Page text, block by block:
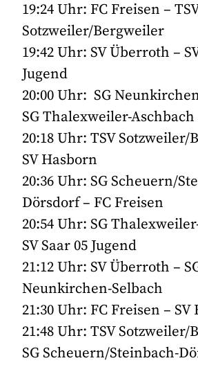
19:24 Uhr: FC Freisen –
Sotzweiler/Bergweiler
19:42 Uhr: SV Überroth –
Jugend
20:00 Uhr: SG
SG Thalexweiler-Aschbach
20:18 Uhr: TSV Sotzweiler/
SV Hasborn
20:36 Uhr: SG Scheuern/
Dörsdorf – FC Freisen
20:54 Uhr: SG
SV Saar 05 Jugend
21:12 Uhr: SV Überroth –
Neunkirchen-Selbach
21:30 Uhr: FC Freisen – SV
21:48 Uhr: TSV Sotzweiler/
SG Scheuern/Steinbach-